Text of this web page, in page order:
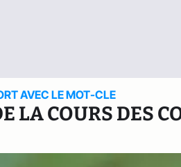
AVEC LE MOT-CLE
LA COURS DES